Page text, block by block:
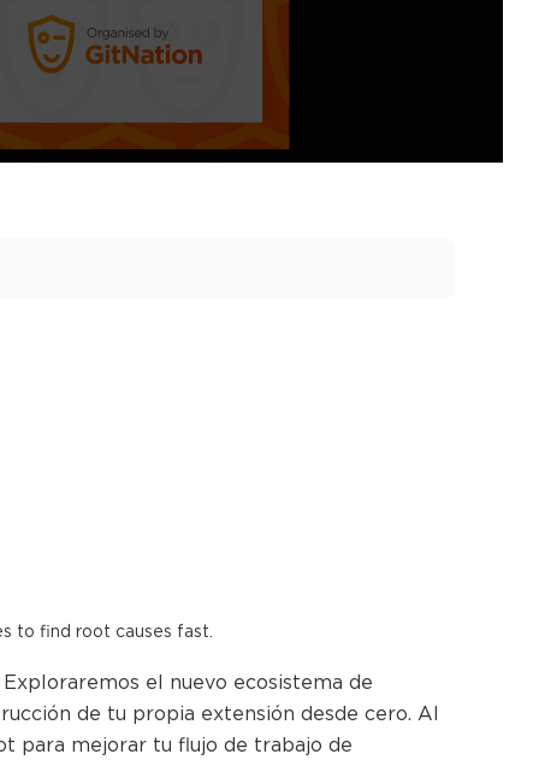
to find root causes fast.
el nuevo ecosistema de
de tu propia extensión desde cero. Al
para mejorar tu flujo de trabajo de